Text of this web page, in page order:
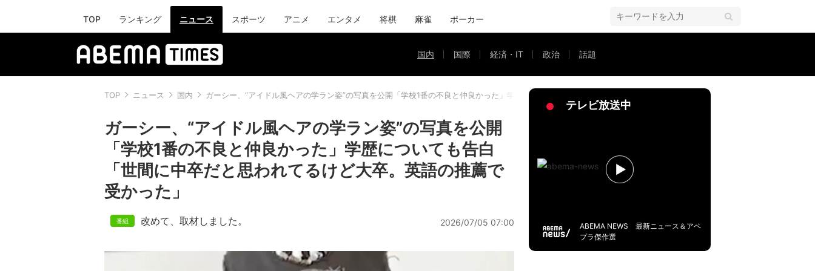
TOP ランキング ニュース スポーツ アニメ エンタメ 将棋 麻雀 ポーカー
国内 国際 経済・IT 政治 話題
TOP ニュース 国内 ガーシー、“アイドル風ヘアの学ラン姿”の写真を公開「学校1番の不良と仲良かった」学歴についても告白「世間に中卒だと思われてるけど大卒。英語の推薦で受かった」
ガーシー、“アイドル風ヘアの学ラン姿”の写真を公開
「学校1番の不良と仲良かった」学歴についても告白
「世間に中卒だと思われてるけど大卒。英語の推薦で
受かった」
改めて、取材しました。 2026/07/05 07:00
テレビ放送中
ABEMA NEWS 最新ニュース＆アベ
プラ傑作選